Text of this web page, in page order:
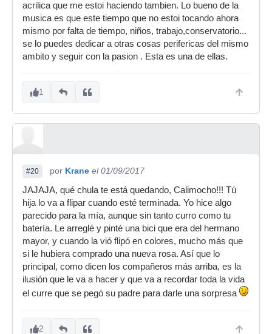
acrilica que me estoi haciendo tambien. Lo bueno de la
musica es que este tiempo que no estoi tocando ahora
mismo por falta de tiempo, niños, trabajo,conservatorio...
se lo puedes dedicar a otras cosas perifericas del mismo
ambito y seguir con la pasion . Esta es una de ellas.
1
#20 por Krane el 01/09/2017
JAJAJA, qué chula te está quedando, Calimocho!!! Tú
hija lo va a flipar cuando esté terminada. Yo hice algo
parecido para la mía, aunque sin tanto curro como tu
batería. Le arreglé y pinté una bici que era del hermano
mayor, y cuando la vió flipó en colores, mucho más que
si le hubiera comprado una nueva rosa. Así que lo
principal, como dicen los compañeros más arriba, es la
ilusión que le va a hacer y que va a recordar toda la vida
el curre que se pegó su padre para darle una sorpresa
2